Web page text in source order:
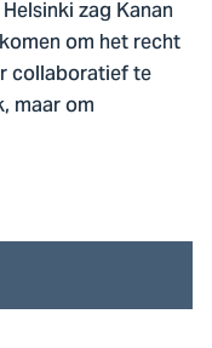
zag Kanan
om het recht
collaboratief te
maar om